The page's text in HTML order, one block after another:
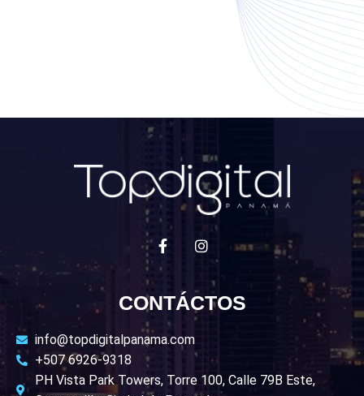
CONTÁCTOS
info@topdigitalpanama.com
+507 6926-9318
PH Vista Park Towers, Torre 100, Calle 79B Este,